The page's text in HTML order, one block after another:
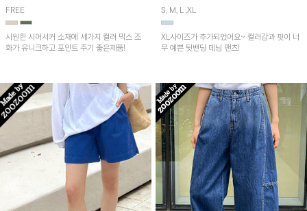
FREE
시원한 시어서커 소재에 세가지 컬러 믹스 조
화가 유니크하고 포인트 주기 좋은제품!
S, M, L ,XL
XL사이즈가 추가되었어요~ 컬러감과 핏이 너
무 예쁜 뒷밴딩 데님 팬츠!